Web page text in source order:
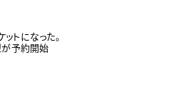
トになった。
が予約開始